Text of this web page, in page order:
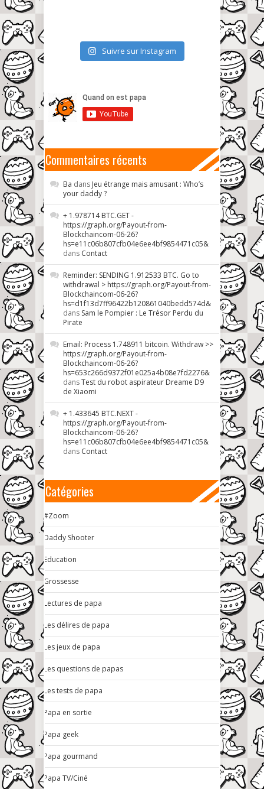
Suivre sur Instagram
Commentaires récents
Ba dans Jeu étrange mais amusant : Who’s
your daddy ?
+ 1.978714 BTC.GET -
https://graph.org/Payout-from-
Blockchaincom-06-26?
hs=e11c06b807cfb04e6ee4bf9854471c05&
dans Contact
Reminder: SENDING 1.912533 BTC. Go to
withdrawal > https://graph.org/Payout-from-
Blockchaincom-06-26?
hs=d1f13d7ff96422b120861040bedd574d&
dans Sam le Pompier : Le Trésor Perdu du
Pirate
Email: Process 1.748911 bitcoin. Withdraw >>
https://graph.org/Payout-from-
Blockchaincom-06-26?
hs=653c266d9372f01e025a4b08e7fd2276&
dansTest du robot aspirateur Dreame D9
de Xiaomi
+ 1.433645 BTC.NEXT -
https://graph.org/Payout-from-
Blockchaincom-06-26?
hs=e11c06b807cfb04e6ee4bf9854471c05&
dans Contact
Catégories
#Zoom
Daddy Shooter
Education
Grossesse
Lectures de papa
Les délires de papa
Les jeux de papa
Les questions de papas
Les tests de papa
Papa en sortie
Papa geek
Papa gourmand
Papa TV/Ciné